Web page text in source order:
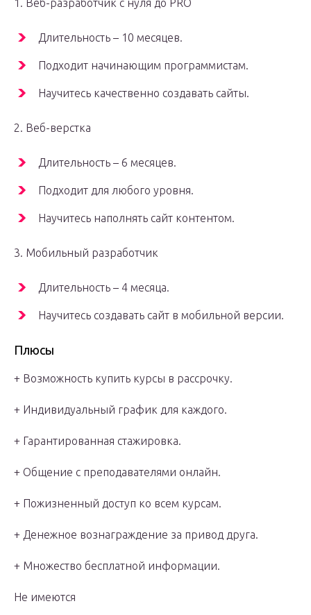
1. Веб-разработчик с нуля до PRO
Длительность – 10 месяцев.
Подходит начинающим программистам.
Научитесь качественно создавать сайты.
2. Веб-верстка
Длительность – 6 месяцев.
Подходит для любого уровня.
Научитесь наполнять сайт контентом.
3. Мобильный разработчик
Длительность – 4 месяца.
Научитесь создавать сайт в мобильной версии.
Плюсы
+ Возможность купить курсы в рассрочку.
+ Индивидуальный график для каждого.
+ Гарантированная стажировка.
+ Общение с преподавателями онлайн.
+ Пожизненный доступ ко всем курсам.
+ Денежное вознаграждение за привод друга.
+ Множество бесплатной информации.
Не имеются